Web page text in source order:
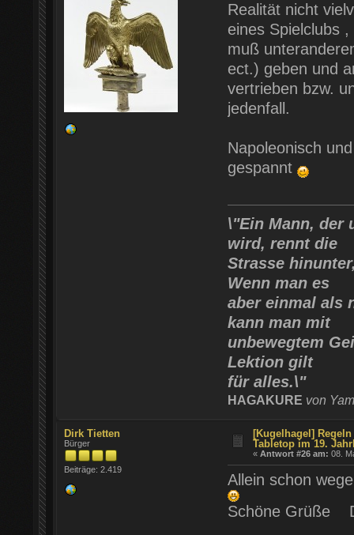
Realität nicht
eines Spielclubs
muß
ect.) geben und
vertrieben bzw.
jedenfall.
Napoleonisch
gespannt
\"Ein Mann, der
wird, rennt die
Strasse
Wenn man es
aber einmal als
kann man mit
unbewegtem
Lektion gilt
für alles.\"
HAGAKURE von
Dirk Tietten
Bürger
Beiträge: 2.419
[Kugelhagel]
Tabletop im 19.
«Antwort #26 am: 08.
Allein schon
Schöne Grüße